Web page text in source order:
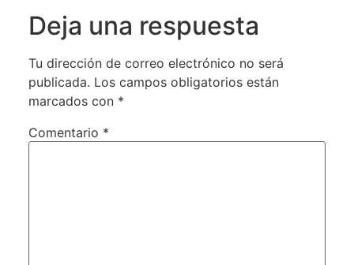
Deja una respuesta
Tu dirección de correo electrónico no será
publicada. Los campos obligatorios están
marcados con *
Comentario *